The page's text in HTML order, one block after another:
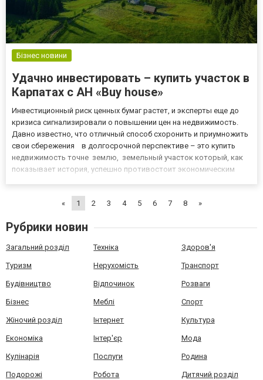
Бізнес новини
Удачно инвестировать – купить участок в
Карпатах с АН «Buy house»
Инвестиционный риск ценных бумаг растет, и эксперты еще до
кризиса сигнализировали о повышении цен на недвижимость.
Давно известно, что отличный способ схоронить и приумножить
свои сбережения в долгосрочной перспективе – это купить
недвижимость точне землю, земельный участок который, как
показывает история, успешно противостоит экономическим
«
1 2 3 4 5 6 7 8 »
Рубрики новин
Загальний розділ Техніка Здоров'я
Туризм Нерухомість Транспорт
Будівництво Відпочинок Розваги
Бізнес Меблі Спорт
Жіночий розділ Інтернет Культура
Економіка Інтер'єр Мода
Кулінарія Послуги Родина
Подорожі Робота Дитячий розділ